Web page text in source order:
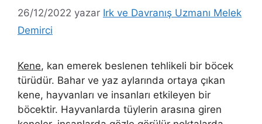
26/12/2022 yazar Irk ve Davranış Uzmanı Melek
Demirci
Kene, kan emerek beslenen tehlikeli bir böcek
türüdür. Bahar ve yaz aylarında ortaya çıkan
kene, hayvanları ve insanları etkileyen bir
böcektir. Hayvanlarda tüylerin arasına giren